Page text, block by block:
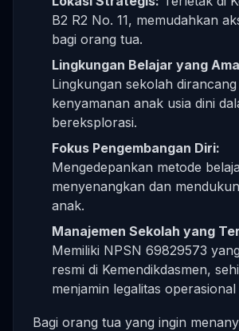
B2 R2 No. 11, memudahkan
bagi orang tua.
Lingkungan Belajar yang
Lingkungan sekolah
kenyamanan anak usia dini
bereksplorasi.
Fokus Pengembangan Diri:
Mengedepankan metode
menyenangkan dan
anak.
Manajemen Sekolah yang
Memiliki NPSN 69829573
resmi di Kemendikdasmen,
menjamin legalitas
Bagi orang tua yang ingin